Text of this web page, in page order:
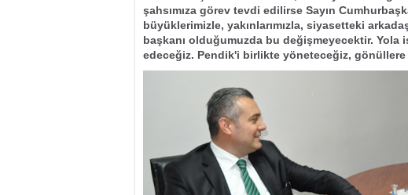
şahsımıza görev tevdi edilirse Sayın
büyüklerimizle, yakınlarımızla, siyasetteki
başkanı olduğumuzda bu değişmeyecektir. Yola
edeceğiz. Pendik'i birlikte yöneteceğiz,